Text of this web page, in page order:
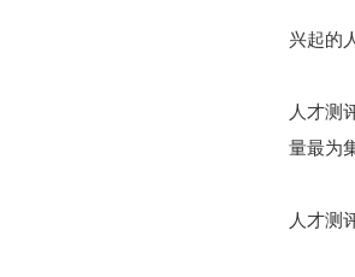
兴起的
人才测
量最为
人才测